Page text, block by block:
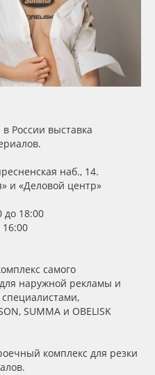
материалы
России выставка
наб., 14.
и «Деловой центр»
до 18:00
16:00
самого
наружной рекламы и
SUMMA и OBELISK
комплекс для резки